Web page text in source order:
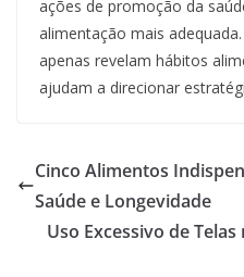
ações de promoção da
alimentação mais
apenas revelam hábitos
ajudam a direcionar
Cinco Alimentos
Saúde e Longevidade
Uso Excessivo de